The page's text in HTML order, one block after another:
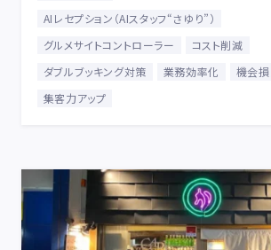
AIレセプション（AIスタッフ“さゆり”）
グルメサイトコントローラー
コスト削減
ダブルブッキング対策
業務効率化
機会
集客力アップ